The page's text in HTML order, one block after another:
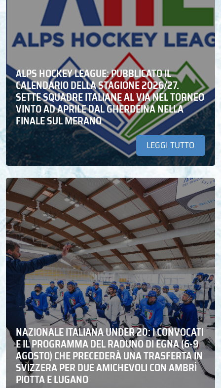
ALPS HOCKEY LEAGUE: PUBBLICATO IL
CALENDARIO DELLA STAGIONE 2026/27.
SETTE SQUADRE ITALIANE AL VIA NEL TORNEO
VINTO AD APRILE DAL GHERDEINA NELLA
FINALE SUL MERANO
LEGGI TUTTO
NAZIONALE ITALIANA UNDER 20: I CONVOCATI
E IL PROGRAMMA DEL RADUNO DI EGNA (6-9
AGOSTO) CHE PRECEDERÀ UNA TRASFERTA IN
SVIZZERA PER DUE AMICHEVOLI CON AMBRÌ
PIOTTA E LUGANO